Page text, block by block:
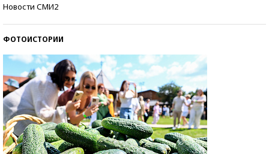
Новости СМИ2
ФОТОИСТОРИИ